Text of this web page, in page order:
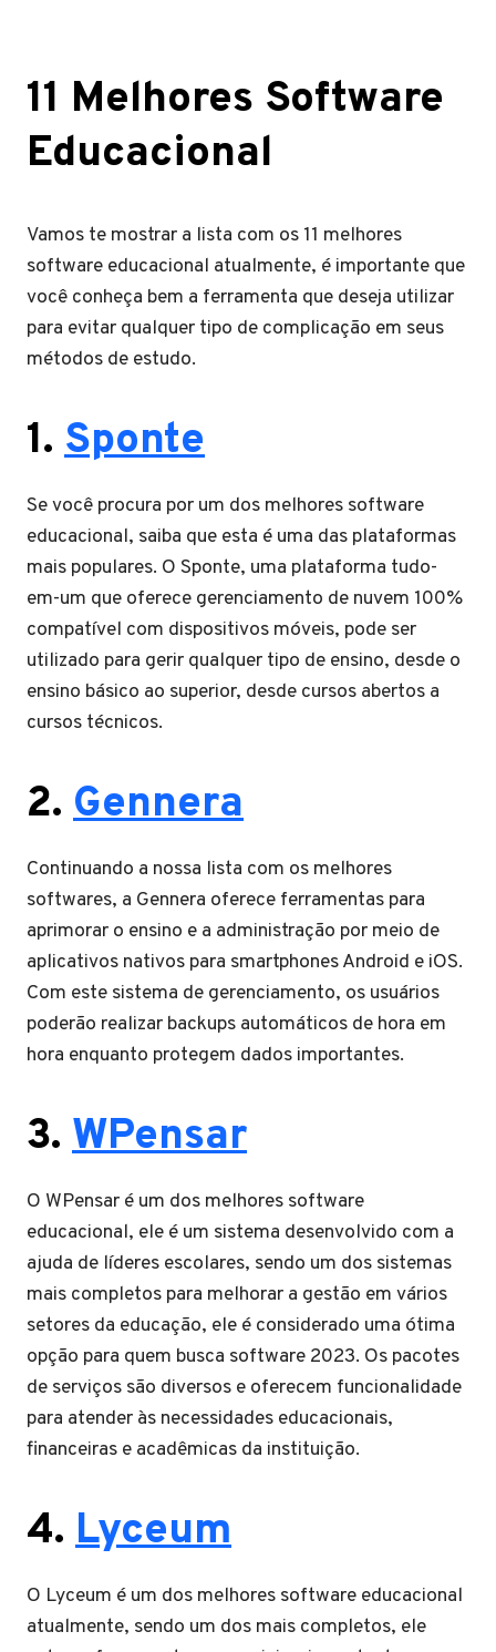
11 Melhores Software
Educacional
Vamos te mostrar a lista com os 11 melhores
software educacional atualmente, é importante que
você conheça bem a ferramenta que deseja utilizar
para evitar qualquer tipo de complicação em seus
métodos de estudo.
1. Sponte
Se você procura por um dos melhores software
educacional, saiba que esta é uma das plataformas
mais populares. O Sponte, uma plataforma tudo-
em-um que oferece gerenciamento de nuvem 100%
compatível com dispositivos móveis, pode ser
utilizado para gerir qualquer tipo de ensino, desde o
ensino básico ao superior, desde cursos abertos a
cursos técnicos.
2. Gennera
Continuando a nossa lista com os melhores
softwares, a Gennera oferece ferramentas para
aprimorar o ensino e a administração por meio de
aplicativos nativos para smartphones Android e iOS.
Com este sistema de gerenciamento, os usuários
poderão realizar backups automáticos de hora em
hora enquanto protegem dados importantes.
3. WPensar
O WPensar é um dos melhores software
educacional, ele é um sistema desenvolvido com a
ajuda de líderes escolares, sendo um dos sistemas
mais completos para melhorar a gestão em vários
setores da educação, ele é considerado uma ótima
opção para quem busca software 2023. Os pacotes
de serviços são diversos e oferecem funcionalidade
para atender às necessidades educacionais,
financeiras e acadêmicas da instituição.
4. Lyceum
O Lyceum é um dos melhores software educacional
atualmente, sendo um dos mais completos, ele